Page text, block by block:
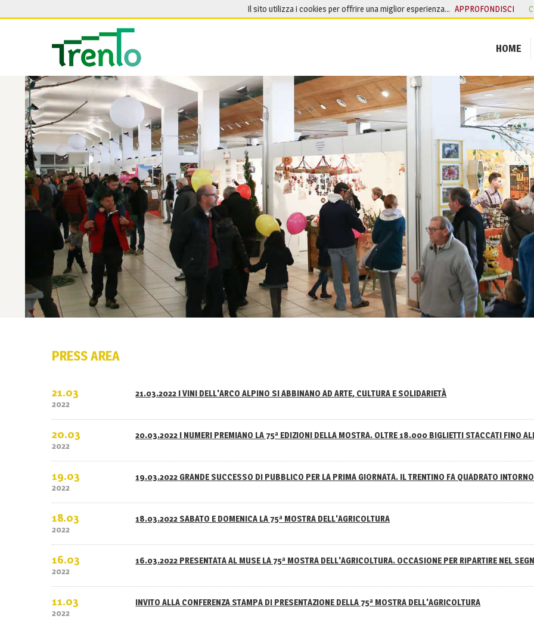
HOME
PRESS AREA
21.03
2022
21.03.2022 I VINI DELL'ARCO ALPINO SI ABBINANO AD ARTE, CULTURA E SOLIDARIETÀ
20.03
2022
20.03.2022 I NUMERI PREMIANO LA 75ª EDIZIONI DELLA MOSTRA. OLTRE 18.000 BIGLIETTI STACCATI FINO
19.03
2022
19.03.2022 GRANDE SUCCESSO DI PUBBLICO PER LA PRIMA GIORNATA. IL TRENTINO FA QUADRATO
18.03
2022
18.03.2022 SABATO E DOMENICA LA 75ª MOSTRA DELL'AGRICOLTURA
16.03
2022
16.03.2022 PRESENTATA AL MUSE LA 75ª MOSTRA DELL'AGRICOLTURA. OCCASIONE PER RIPARTIRE NEL
11.03
2022
INVITO ALLA CONFERENZA STAMPA DI PRESENTAZIONE DELLA 75ª MOSTRA DELL'AGRICOLTURA
Il sito utilizza i cookies per offrire una miglior esperienza… APPROFONDISCI